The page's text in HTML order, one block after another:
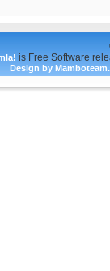
is Free Software
Design by